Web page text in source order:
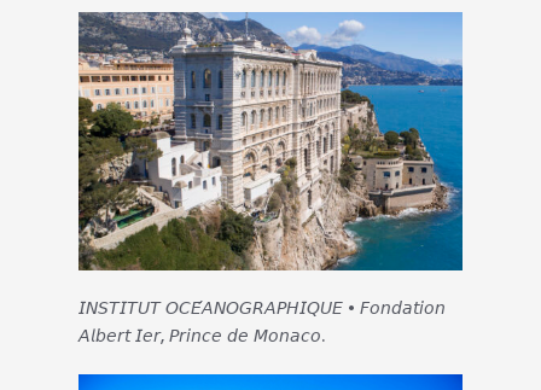
𝘐𝘕𝘚𝘛𝘐𝘛𝘜𝘛 𝘖𝘊𝘌́𝘈𝘕𝘖𝘎𝘙𝘈𝘗𝘏𝘐𝘘𝘜𝘌 • 𝘍𝘰𝘯𝘥𝘢𝘵𝘪𝘰𝘯
𝘈𝘭𝘣𝘦𝘳𝘵 𝘐𝘦𝘳, 𝘗𝘳𝘪𝘯𝘤𝘦 𝘥𝘦 𝘔𝘰𝘯𝘢𝘤𝘰.